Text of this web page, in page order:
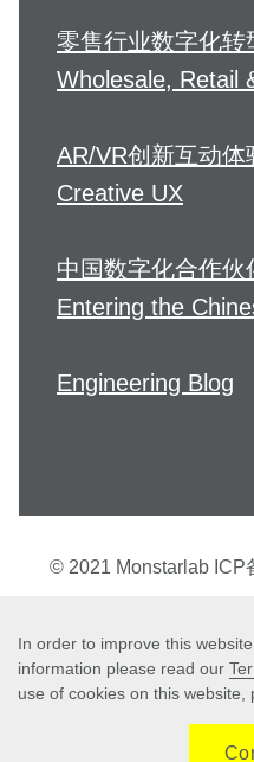
零售行业数字化转
Wholesale, Retail
AR/VR创新互动体
Creative UX
中国数字化合作伙
Entering the
Engineering Blog
© 2021 Monstarlab ICP
个人信
Terms
In order to improve this
information please read our
use of cookies on this website,